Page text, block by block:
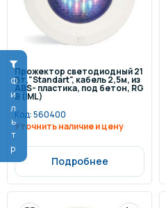
Фильтр
Прожектор светодиодный 21
Вт,"Standart", кабель 2,5м, из
ABS- пластика, под бетон, RG
B (IML)
Код:560400
Уточнить наличие и цену
Подробнее